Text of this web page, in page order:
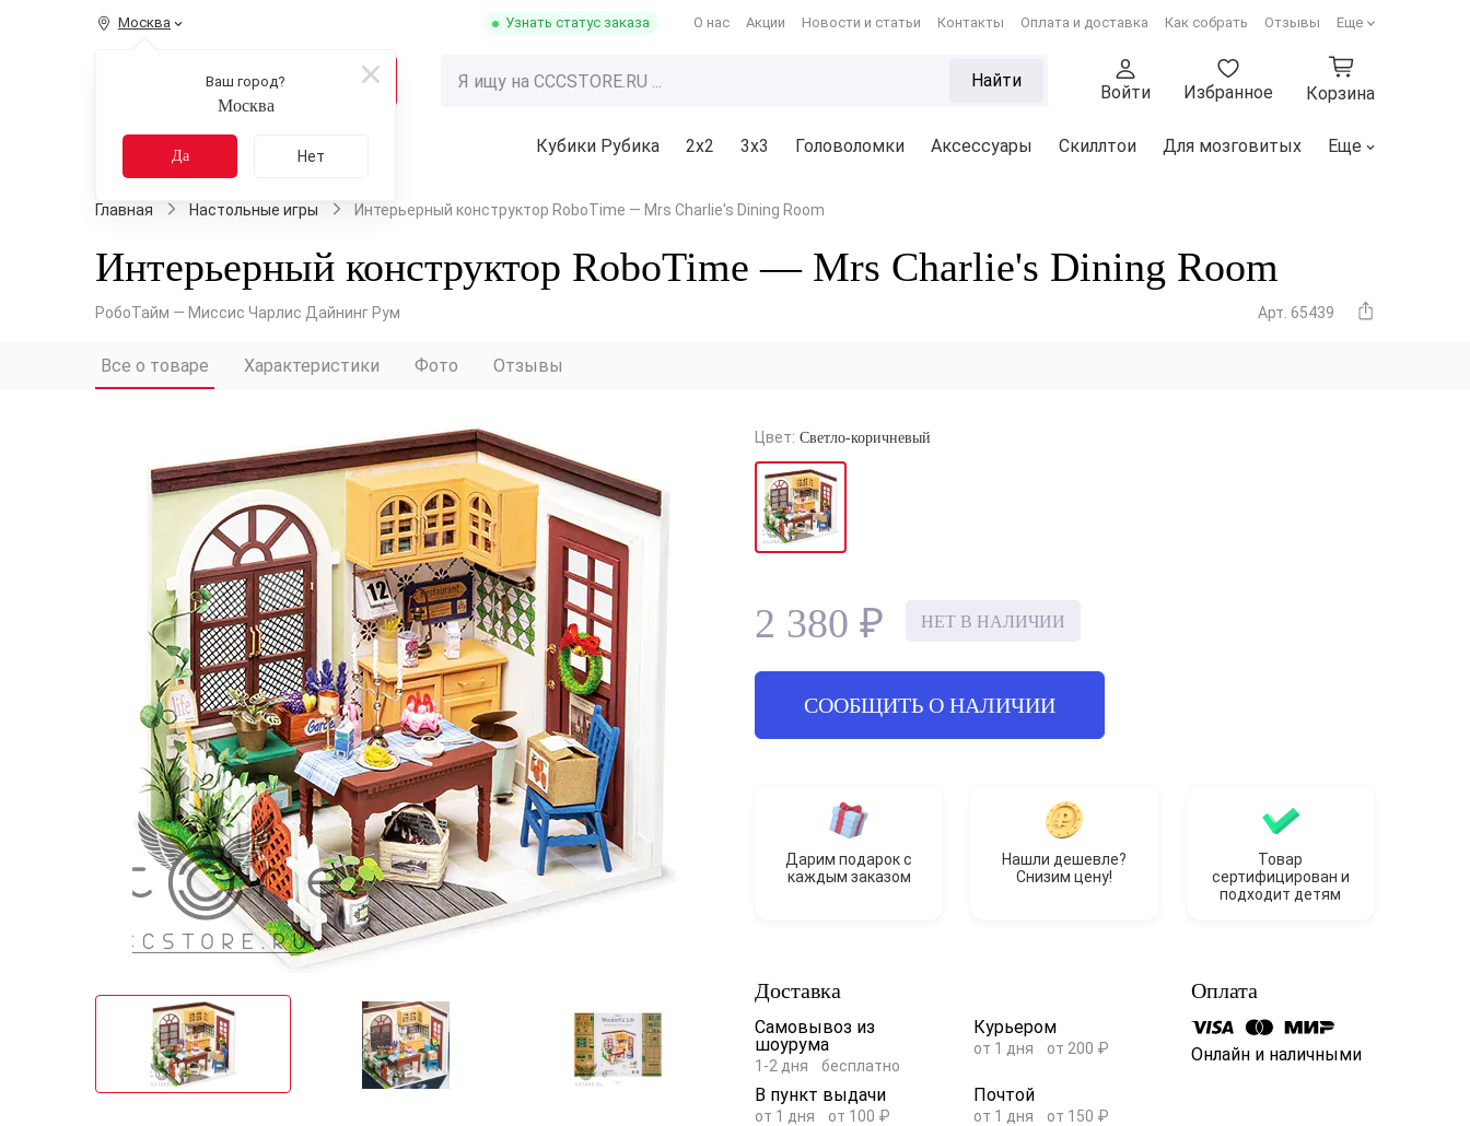
Москва
Ваш город?
Москва
Да Нет
Узнать статус заказа О нас Акции Новости и статьи Контакты Оплата и доставка Как собрать Отзывы Еще
КАТАЛОГ Найти
Войти Избранное Корзина
Распродажа Кубики Рубика 2x2 3х3 Головоломки Аксессуары Скиллтои Для мозговитых Еще
Главная Настольные игры Интерьерный конструктор RoboTime — Mrs Charlie's Dining Room
Интерьерный конструктор RoboTime — Mrs Charlie's Dining Room
РобоТайм — Миссис Чарлис Дайнинг Рум Арт. 65439
Все о товаре Характеристики Фото Отзывы
Цвет: Светло-коричневый
НЕТ В НАЛИЧИИ
2 380 ₽
СООБЩИТЬ О НАЛИЧИИ
Дарим подарок с
каждым заказом
Нашли дешевле?
Снизим цену!
Товар
сертифицирован и
подходит детям
Доставка
Самовывоз из
шоурума
1-2 дня бесплатно
Курьером
от 1 дня от 200 ₽
В пункт выдачи
от 1 дня от 100 ₽
Почтой
от 1 дня от 150 ₽
Оплата
Онлайн и наличными